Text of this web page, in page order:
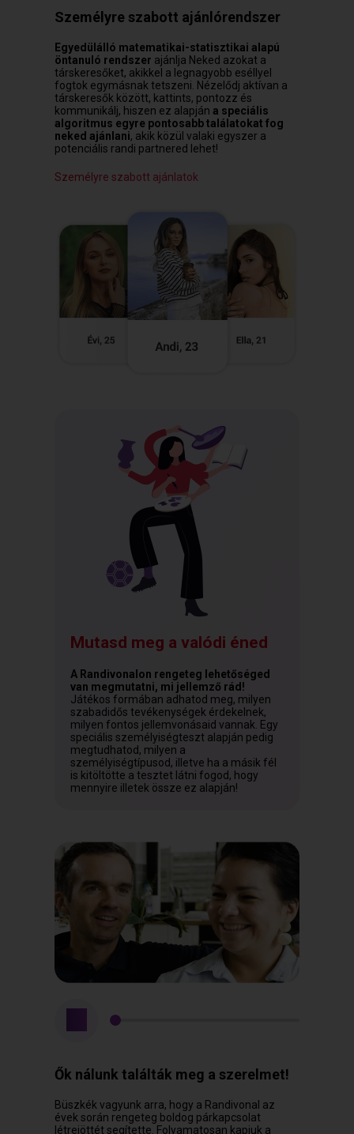
Személyre szabott ajánlórendszer
Egyedülálló matematikai-statisztikai alapú
öntanuló rendszer ajánlja Neked azokat a
társkeresőket, akikkel a legnagyobb eséllyel
fogtok egymásnak tetszeni. Nézelődj aktívan a
társkeresők között, kattints, pontozz és
kommunikálj, hiszen ez alapján a speciális
algoritmus egyre pontosabb találatokat fog
neked ajánlani, akik közül valaki egyszer a
potenciális randi partnered lehet!
Személyre szabott ajánlatok
Mutasd meg a valódi éned
A Randivonalon rengeteg lehetőséged
van megmutatni, mi jellemző rád!
Játékos formában adhatod meg, milyen
szabadidős tevékenységek érdekelnek,
milyen fontos jellemvonásaid vannak. Egy
speciális személyiségteszt alapján pedig
megtudhatod, milyen a
személyiségtípusod, illetve ha a másik fél
is kitöltötte a tesztet látni fogod, hogy
mennyire illetek össze ez alapján!
Ők nálunk találták meg a szerelmet!
Büszkék vagyunk arra, hogy a Randivonal az
évek során rengeteg boldog párkapcsolat
létrejöttét segítette. Folyamatosan kapjuk a